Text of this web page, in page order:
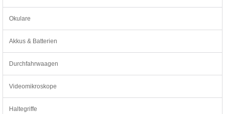
Okulare
Akkus & Batterien
Durchfahrwaagen
Videomikroskope
Haltegriffe